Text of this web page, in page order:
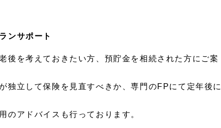
ンサポート
後を考えておきたい方、預貯金を相続された方にご案
独立して保険を見直すべきか、専門のFPにて定年後に
のアドバイスも行っております。